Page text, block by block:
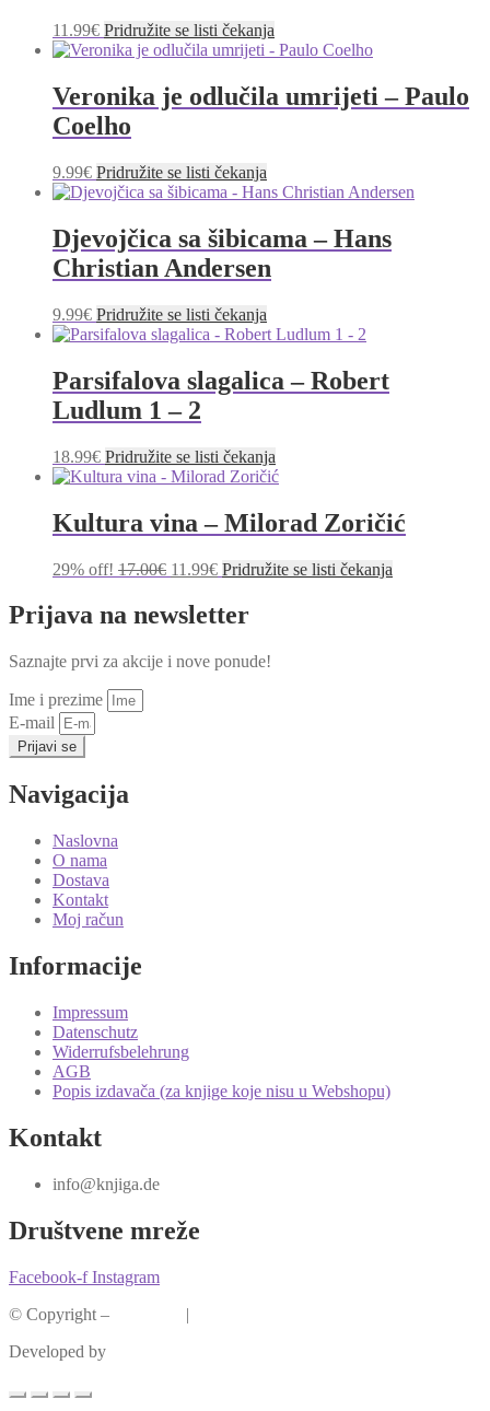
11.99€ Pridružite se listi čekanja
Veronika je odlučila umrijeti – Paulo
Coelho
9.99€ Pridružite se listi čekanja
Djevojčica sa šibicama – Hans
Christian Andersen
9.99€ Pridružite se listi čekanja
Parsifalova slagalica – Robert
Ludlum 1 – 2
18.99€ Pridružite se listi čekanja
Kultura vina – Milorad Zoričić
29% off! 17.00€ Izvorna
bila
je:
11.99€Trenutna
je:
11.99€.
Pridružite se listi čekanja
Prijava na newsletter
Saznajte prvi za akcije i nove ponude!
Ime i prezime
E-mail
Prijavi se
Navigacija
Naslovna
O nama
Dostava
Kontakt
Moj račun
Informacije
Impressum
Datenschutz
Widerrufsbelehrung
AGB
Popis izdavača (za knjige koje nisu u Webshopu)
Kontakt
info@knjiga.de
Društvene mreže
Facebook-f Instagram
© Copyright –
|
Developed by